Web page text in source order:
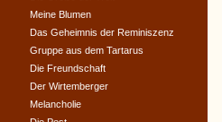
Meine Blumen
Das Geheimnis der Reminiszenz
Gruppe aus dem Tartarus
Die Freundschaft
Der Wirtemberger
Melancholie